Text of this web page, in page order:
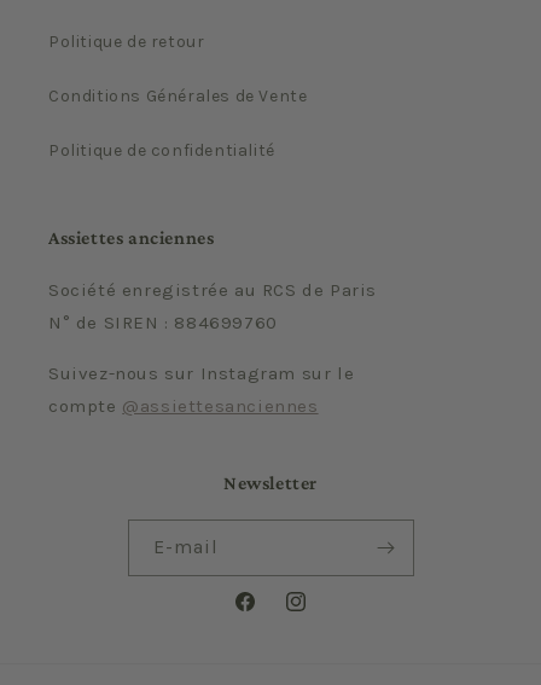
Politique de retour
Conditions Générales de Vente
Politique de confidentialité
Assiettes anciennes
Société enregistrée au RCS de Paris
N° de SIREN : 884699760
Suivez-nous sur Instagram sur le
compte @assiettesanciennes
Newsletter
E-mail
FacebookInstagram